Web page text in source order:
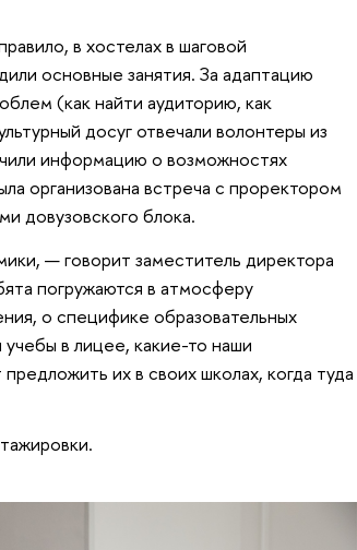
в хостелах в шаговой
основные занятия. За адаптацию
(как найти аудиторию, как
досуг отвечали волонтеры из
информацию о возможностях
организована встреча с проректором
довузовского блока.
— говорит заместитель директора
погружаются в атмосферу
о специфике образовательных
в лицее, какие-то наши
их в своих школах, когда туда